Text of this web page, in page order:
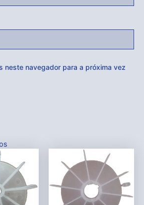
neste navegador para a próxima vez